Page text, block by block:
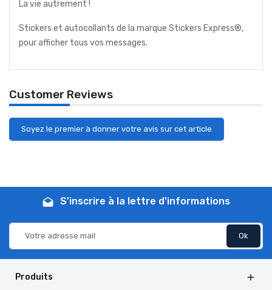
La vie autrement !
Stickers et autocollants de la marque Stickers Express®,
pour afficher tous vos messages.
Customer Reviews
Soyez le premier à donner votre avis sur cet article
drafts S'inscrire à la lettre d'informations
Produits 